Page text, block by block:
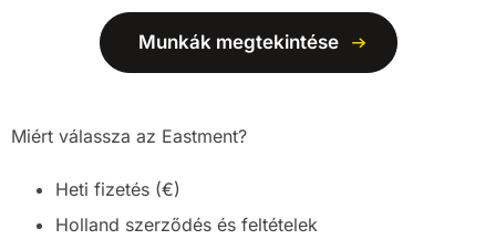
Munkák megtekintése
Miért válassza az Eastment?
Heti fizetés (€)
Holland szerződés és feltételek